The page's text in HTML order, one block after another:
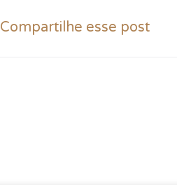
Compartilhe esse post